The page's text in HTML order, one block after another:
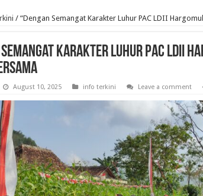
/ “Dengan Semangat Karakter Luhur PAC LDII
Semangat Karakter Luhur PAC LDII
August 10, 2025 info terkini Leave a comment